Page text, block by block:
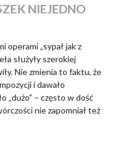
NIEJEDNO
„sypał jak z
służyły szerokiej
Nie zmienia to faktu, że
i dawało
„dużo” – często w dość
nie zapomniał też